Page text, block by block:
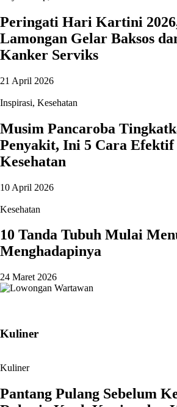
Peringati Hari Kartini
Lamongan Gelar Baksos
Kanker Serviks
21 April 2026
Inspirasi, Kesehatan
Musim Pancaroba
Penyakit, Ini 5 Cara Efektif
Kesehatan
10 April 2026
Kesehatan
10 Tanda Tubuh Mulai
Menghadapinya
24 Maret 2026
Kuliner
Kuliner
Pantang Pulang Sebelum